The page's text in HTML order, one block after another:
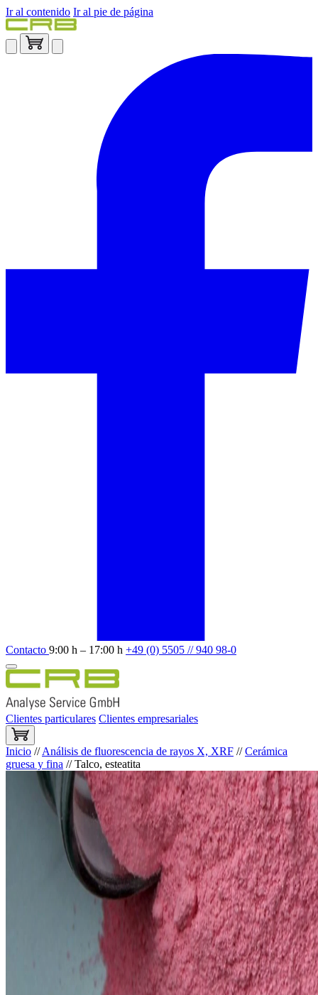
Ir al contenido Ir al pie de página
Contacto 9:00 h – 17:00 h +49 (0) 5505 // 940 98-0
Clientes particulares Clientes empresariales
Inicio //Análisis de fluorescencia de rayos X, XRF //Cerámica
gruesa y fina //Talco, esteatita